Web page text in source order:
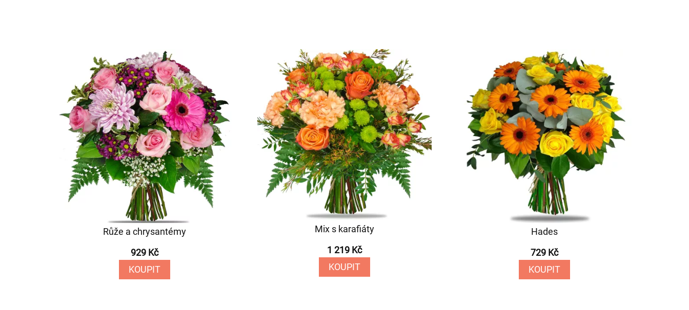
Růže a chrysantémy
929 Kč
KOUPIT
Mix s karafiáty
1 219 Kč
KOUPIT
Hades
729 Kč
KOUPIT